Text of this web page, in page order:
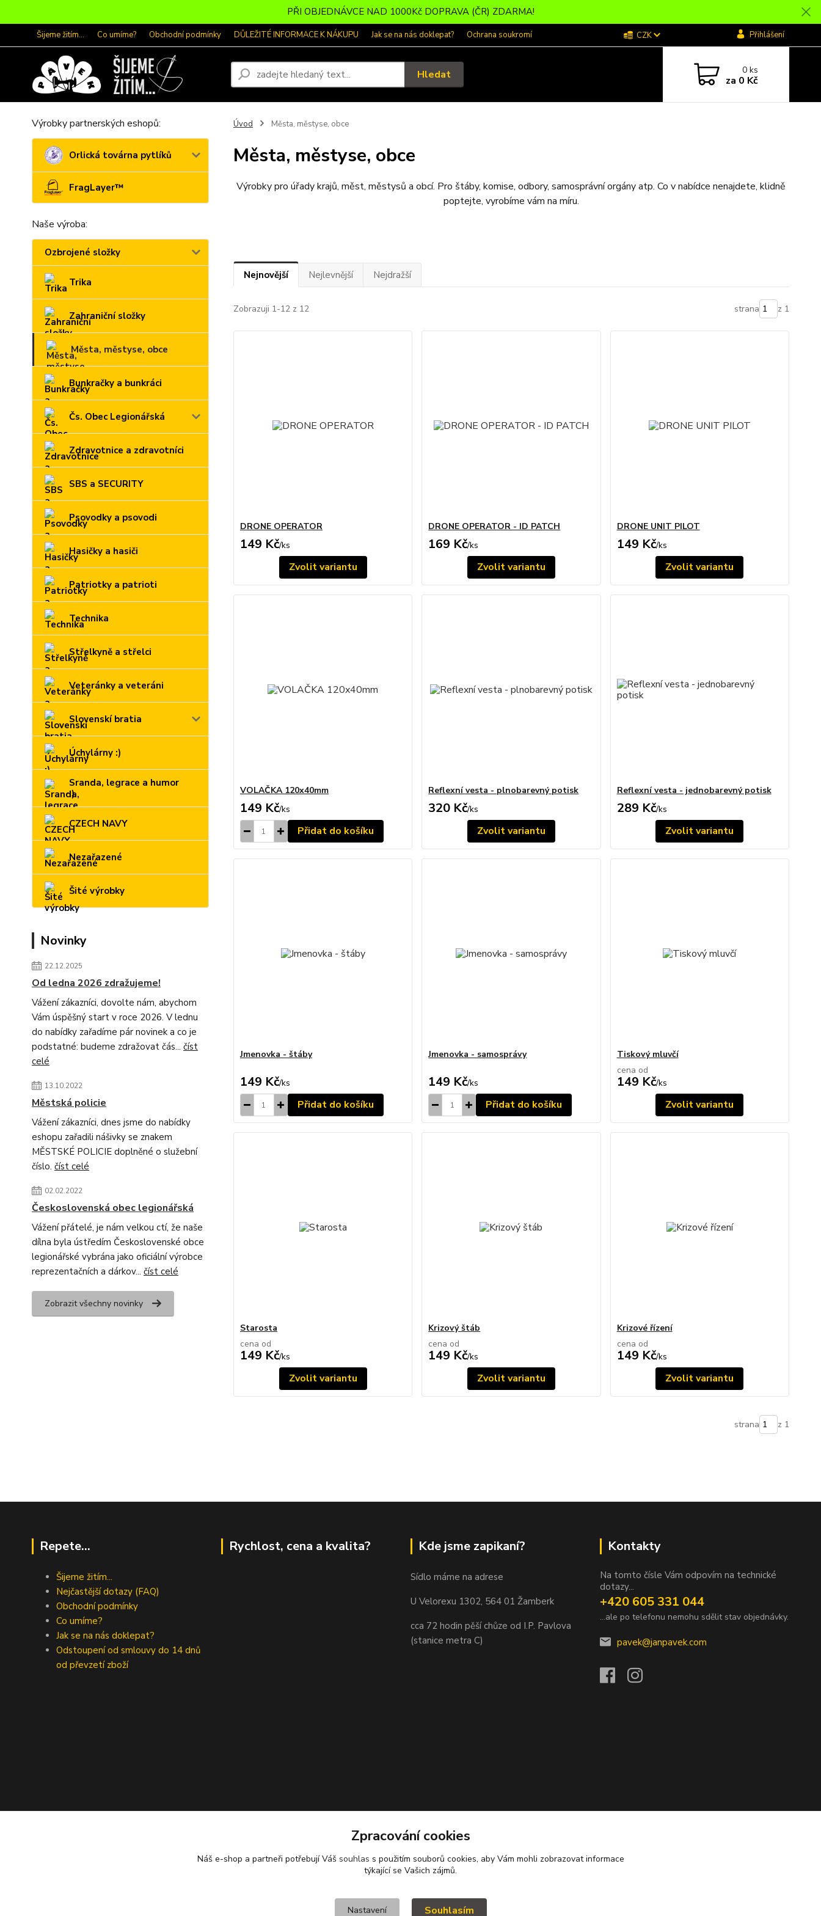
PŘI OBJEDNÁVCE NAD 1000Kč DOPRAVA (ČR) ZDARMA!
Šijeme žitím... Co umíme? Obchodní podmínky DŮLEŽITÉ INFORMACE K NÁKUPU Jak se na nás doklepat? Ochrana soukromí CZK Přihlášení
Hledat 0ks
za 0 Kč
Výrobky partnerských eshopů:
Orlická továrna pytlíků
FragLayer™
Naše výroba:
Ozbrojené složky
Trika
Zahraniční složky
Města, městyse, obce
Bunkračky a bunkráci
Čs. Obec Legionářská
Zdravotnice a zdravotníci
SBS a SECURITY
Psovodky a psovodi
Hasičky a hasiči
Patriotky a patrioti
Technika
Střelkyně a střelci
Veteránky a veteráni
Slovenskí bratia
Úchylárny :)
Sranda, legrace a humor
:)
CZECH NAVY
Nezařazené
Šité výrobky
Novinky
22.12.2025
Od ledna 2026 zdražujeme!
Vážení zákazníci, dovolte nám, abychom
Vám úspěšný start v roce 2026. V lednu
do nabídky zařadíme pár novinek a co je
podstatné: budeme zdražovat čás... číst
celé
13.10.2022
Městská policie
Vážení zákazníci, dnes jsme do nabídky
eshopu zařadili nášivky se znakem
MĚSTSKÉ POLICIE doplněné o služební
číslo. číst celé
02.02.2022
Československá obec legionářská
Vážení přátelé, je nám velkou ctí, že naše
dílna byla ústředím Československé obce
legionářské vybrána jako oficiální výrobce
reprezentačních a dárkov... číst celé
Zobrazit všechny novinky
Úvod Města, městyse, obce
Města, městyse, obce
Výrobky pro úřady krajů, měst, městysů a obcí. Pro štáby, komise, odbory, samosprávní orgány atp. Co v nabídce nenajdete, klidně
poptejte, vyrobíme vám na míru.
Nejnovější Nejlevnější Nejdražší
Zobrazuji 1-12 z 12 strana z 1
DRONE OPERATOR
149 Kč/ks
Zvolit variantu
DRONE OPERATOR - ID PATCH
169 Kč/ks
Zvolit variantu
DRONE UNIT PILOT
149 Kč/ks
Zvolit variantu
VOLAČKA 120x40mm
149 Kč/ks
Přidat do košíku
Reflexní vesta - plnobarevný potisk
320 Kč/ks
Zvolit variantu
Reflexní vesta - jednobarevný potisk
289 Kč/ks
Zvolit variantu
Jmenovka - štáby
149 Kč/ks
Přidat do košíku
Jmenovka - samosprávy
149 Kč/ks
Přidat do košíku
Tiskový mluvčí
cena od
149 Kč/ks
Zvolit variantu
Starosta
cena od
149 Kč/ks
Zvolit variantu
Krizový štáb
cena od
149 Kč/ks
Zvolit variantu
Krizové řízení
cena od
149 Kč/ks
Zvolit variantu
strana z 1
Repete...
Šijeme žitím...
Nejčastější dotazy (FAQ)
Obchodní podmínky
Co umíme?
Jak se na nás doklepat?
Odstoupení od smlouvy do 14 dnů
od převzetí zboží
Rychlost, cena a kvalita? Kde jsme zapikaní?
Sídlo máme na adrese
U Velorexu 1302, 564 01 Žamberk
cca 72 hodin pěší chůze od I.P. Pavlova
(stanice metra C)
Kontakty
Na tomto čísle Vám odpovím na technické
dotazy...
+420 605 331 044
...ale po telefonu nemohu sdělit stav objednávky.
pavek@janpavek.com
Zpracování cookies
Náš e-shop a partneři potřebují Váš souhlas s použitím souborů cookies, aby Vám mohli zobrazovat informace
týkající se Vašich zájmů.
Nastavení Souhlasím